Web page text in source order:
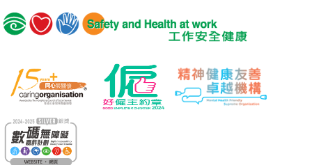
MICM
组装合成建筑工程管理人员训练课程
MICW
组装合成建筑工程工作安全训练课程
TST
安全使用可伸缩工作台
危险品的安全规管与危险物质相关规例网上公开讲座
【好心情@健康工作间】医护服务业之「拒绝压力爆煲：
『七好』减压法的科学减压之道」网上讲座
讲座
【护心计划/好心情@健康工作间】重拾健康由「戒烟」做